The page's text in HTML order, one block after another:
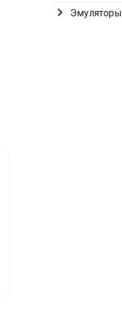
Эмуляторы